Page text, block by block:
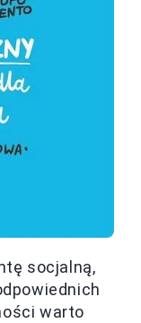
socjalną,
warto